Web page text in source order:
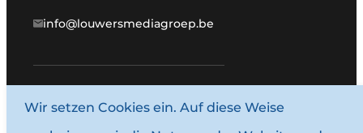
info@louwersmediagroep.be
www.louwersmediagroep.com
Wir setzen Cookies ein. Auf diese Weise